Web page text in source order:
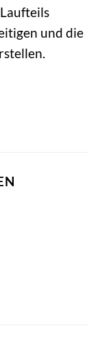
und die